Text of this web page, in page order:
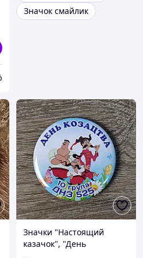
Значок смайлик
Значки "Настоящий
казачок", "День